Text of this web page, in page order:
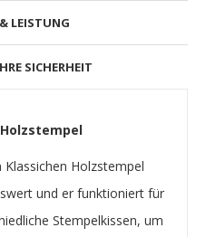
LEISTUNG
SICHERHEIT
Klassichen Holzstempel
und er funktioniert für
Stempelkissen, um